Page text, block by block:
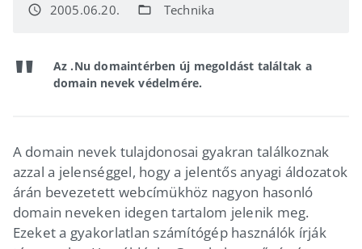
access_time 2005.06.20. folder_open Technika
Az .Nu domaintérben új megoldást találtak a
domain nevek védelmére.
A domain nevek tulajdonosai gyakran találkoznak
azzal a jelenséggel, hogy a jelentős anyagi áldozatok
árán bevezetett webcímükhöz nagyon hasonló
domain neveken idegen tartalom jelenik meg.
Ezeket a gyakorlatlan számítógép használók írják